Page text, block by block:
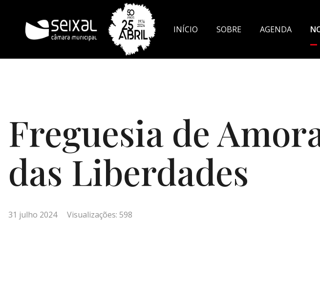
INÍCIO SOBRE AGENDA
Freguesia de
das Liberdades
31 julho 2024 Visualizações: 598